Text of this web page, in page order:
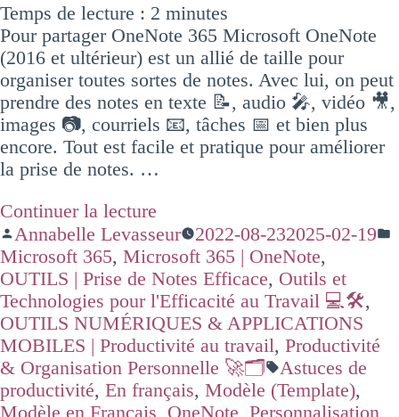
Temps de lecture : 2 minutes
Pour partager OneNote 365 Microsoft OneNote
(2016 et ultérieur) est un allié de taille pour
organiser toutes sortes de notes. Avec lui, on peut
prendre des notes en texte 📝, audio 🎤, vidéo 🎥,
images 📷, courriels 📧, tâches 📅 et bien plus
encore. Tout est facile et pratique pour améliorer
la prise de notes. …
Continuer la lecture
Annabelle Levasseur
2022-08-232025-02-19
Microsoft 365, Microsoft 365 | OneNote,
OUTILS | Prise de Notes Efficace, Outils et
Technologies pour l'Efficacité au Travail 💻🛠️,
OUTILS NUMÉRIQUES & APPLICATIONS
MOBILES | Productivité au travail, Productivité
& Organisation Personnelle 🚀🗂️
Astuces de
productivité, En français, Modèle (Template),
Modèle en Français, OneNote, Personnalisation,